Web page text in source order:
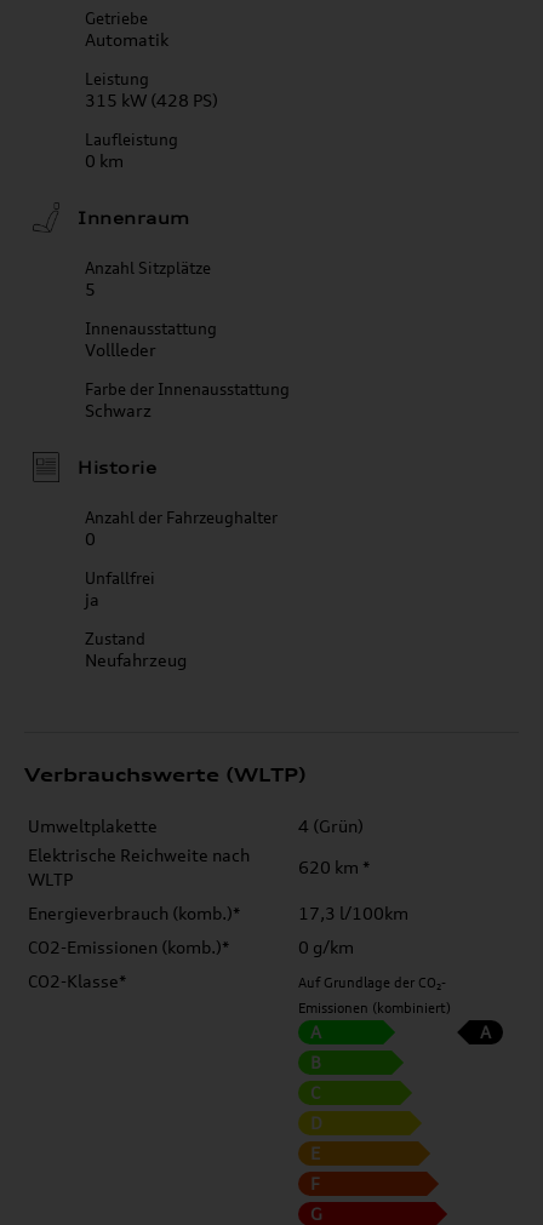
Getriebe
Automatik
Leistung
315 kW (428 PS)
Laufleistung
0 km
Innenraum
Anzahl Sitzplätze
5
Innenausstattung
Vollleder
Farbe der Innenausstattung
Schwarz
Historie
Anzahl der Fahrzeughalter
0
Unfallfrei
ja
Zustand
Neufahrzeug
Verbrauchswerte (WLTP)
Umweltplakette
4 (Grün)
Elektrische Reichweite nach
WLTP
620 km *
Energieverbrauch (komb.)*
17,3 l/100km
CO2-Emissionen (komb.)*
0 g/km
CO2-Klasse*
Auf Grundlage der CO₂-
Emissionen (kombiniert)
A
B
C
D
E
F
G
A